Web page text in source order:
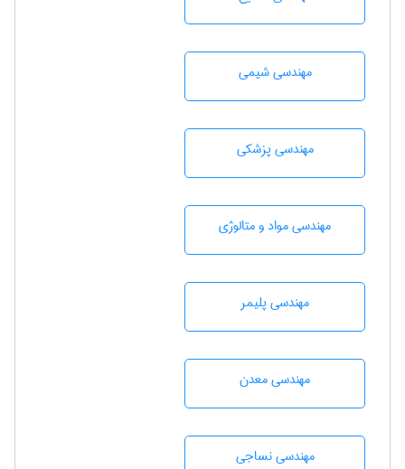
مهندسي شيمی
مهندسی پزشکی
مهندسی مواد و متالوژی
مهندسی پليمر
مهندسی معدن
مهندسي نساجی